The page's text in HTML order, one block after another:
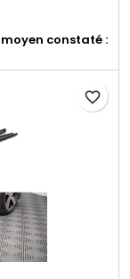
constaté :
favorite_border